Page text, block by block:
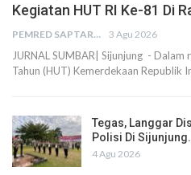
Kegiatan HUT RI Ke-81 Di
PEMRED SAPTARIUS 3 Agu 2026
JURNAL SUMBAR| Sijunjung -
Tahun (HUT) Kemerdekaan Republik
Tegas, Langgar
Polisi Di
4 Agu 2026